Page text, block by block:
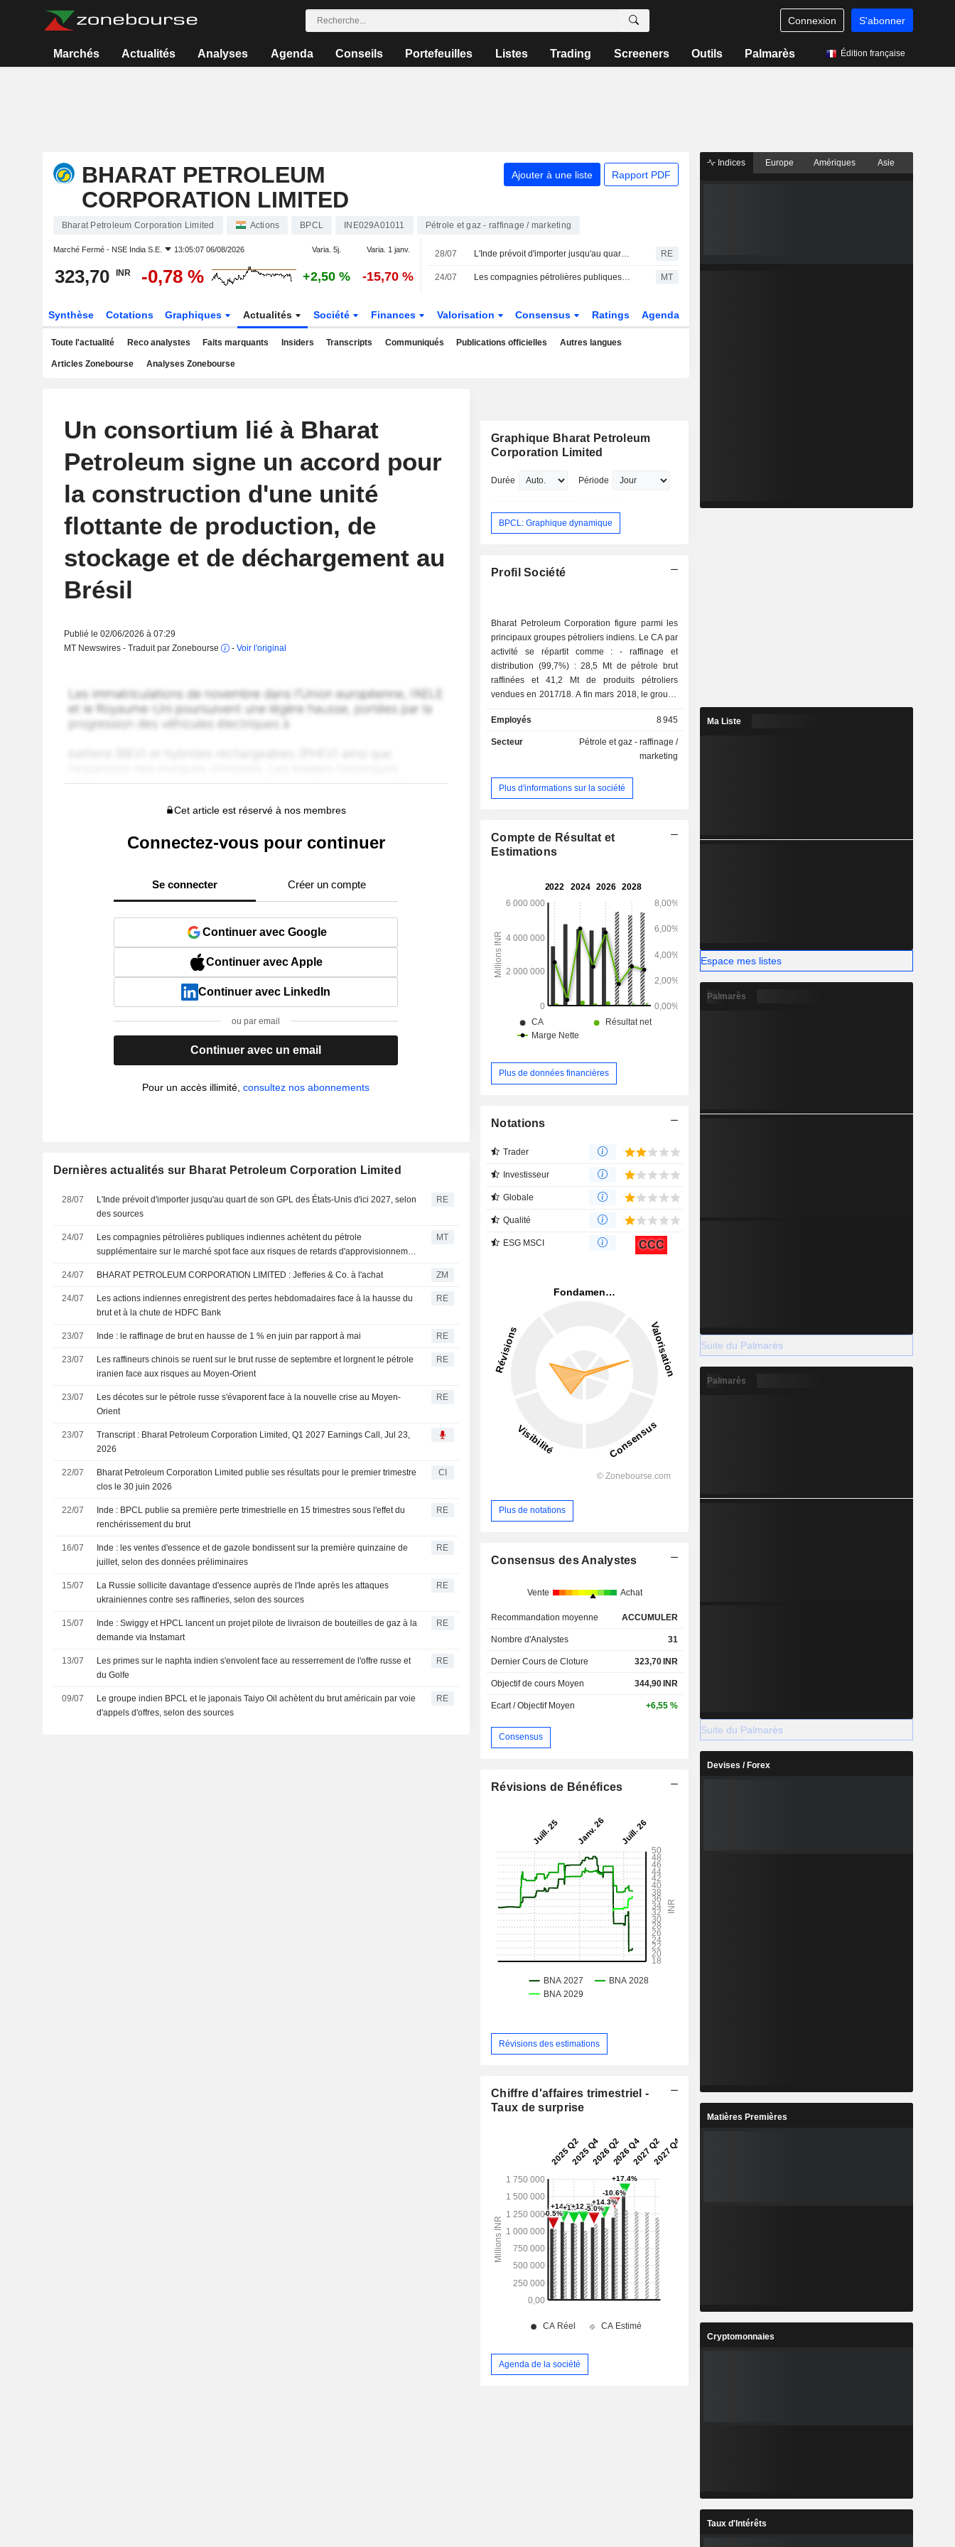
Connexion S'abonner
Marchés Actualités Analyses Agenda Conseils Portefeuilles Listes Trading Screeners Outils Palmarès Édition française
BHARAT PETROLEUM
CORPORATION LIMITED
Ajouter à une liste Rapport PDF
Bharat Petroleum Corporation Limited Actions BPCL INE029A01011 Pétrole et gaz - raffinage / marketing
Marché Fermé - NSE India S.E. 13:05:07 06/08/2026 Varia. 5j. Varia. 1 janv.
323,70 INR -0,78 % +2,50 % -15,70 %
28/07 L'Inde prévoit d'importer jusqu'au quart de son GPL des États-Unis d'ici 2027, selon des sources RE
24/07 Les compagnies pétrolières publiques indiennes achètent du pétrole supplémentaire sur le marché spot face aux risques de retards d'approvisionnement au Moyen-Orient MT
Synthèse Cotations Graphiques Actualités Société Finances Valorisation Consensus Ratings Agenda
Toute l'actualité Reco analystes Faits marquants Insiders Transcripts Communiqués Publications officielles Autres langues
Articles Zonebourse Analyses Zonebourse
Un consortium lié à Bharat
Petroleum signe un accord pour
la construction d'une unité
flottante de production, de
stockage et de déchargement au
Brésil
Publié le 02/06/2026 à 07:29
MT Newswires - Traduit par Zonebourse
- Voir l'original
Cet article est réservé à nos membres
Connectez-vous pour continuer
Se connecter Créer un compte
Continuer avec Google
Continuer avec Apple
Continuer avec LinkedIn
ou par email
Continuer avec un email
Pour un accès illimité,consultez nos abonnements
Dernières actualités sur Bharat Petroleum Corporation Limited
28/07
L'Inde prévoit d'importer jusqu'au quart de son GPL des États-Unis d'ici 2027, selon
des sources
RE
24/07
Les compagnies pétrolières publiques indiennes achètent du pétrole
supplémentaire sur le marché spot face aux risques de retards d'approvisionnement
MT
24/07 BHARAT PETROLEUM CORPORATION LIMITED : Jefferies & Co. à l'achat ZM
24/07
Les actions indiennes enregistrent des pertes hebdomadaires face à la hausse du
brut et à la chute de HDFC Bank
RE
23/07 Inde : le raffinage de brut en hausse de 1 % en juin par rapport à mai RE
23/07
Les raffineurs chinois se ruent sur le brut russe de septembre et lorgnent le pétrole
iranien face aux risques au Moyen-Orient
RE
23/07
Les décotes sur le pétrole russe s'évaporent face à la nouvelle crise au Moyen-
Orient
RE
23/07
Transcript : Bharat Petroleum Corporation Limited, Q1 2027 Earnings Call, Jul 23,
2026
22/07
Bharat Petroleum Corporation Limited publie ses résultats pour le premier trimestre
clos le 30 juin 2026
CI
22/07
Inde : BPCL publie sa première perte trimestrielle en 15 trimestres sous l'effet du
renchérissement du brut
RE
16/07
Inde : les ventes d'essence et de gazole bondissent sur la première quinzaine de
juillet, selon des données préliminaires
RE
15/07
La Russie sollicite davantage d'essence auprès de l'Inde après les attaques
ukrainiennes contre ses raffineries, selon des sources
RE
15/07
Inde : Swiggy et HPCL lancent un projet pilote de livraison de bouteilles de gaz à la
demande via Instamart
RE
13/07
Les primes sur le naphta indien s'envolent face au resserrement de l'offre russe et
du Golfe
RE
09/07
Le groupe indien BPCL et le japonais Taiyo Oil achètent du brut américain par voie
d'appels d'offres, selon des sources
RE
Graphique Bharat Petroleum
Corporation Limited
Durée Période
BPCL: Graphique dynamique
Profil Société
Bharat Petroleum Corporation figure parmi les
principaux groupes pétroliers indiens. Le CA par
activité se répartit comme : - raffinage et
distribution (99,7%) : 28,5 Mt de pétrole brut
raffinées et 41,2 Mt de produits pétroliers
vendues en 2017/18. A fin mars 2018, le groupe
implantées en Inde ; - exploitation et production
d'hydrocarbures (0,3%).
Employés 8 945
Secteur
Pétrole et gaz - raffinage /
marketing
Plus d'informations sur la société
Compte de Résultat et
Estimations
Plus de données financières
Notations
Trader
Investisseur
Globale
Qualité
ESG MSCI CCC
Plus de notations
Consensus des Analystes
Vente Achat
Recommandation moyenne ACCUMULER
Nombre d'Analystes 31
Dernier Cours de Cloture 323,70INR
Objectif de cours Moyen 344,90INR
Ecart / Objectif Moyen +6,55 %
Consensus
Révisions de Bénéfices
Révisions des estimations
Chiffre d'affaires trimestriel -
Taux de surprise
Agenda de la société
Indices Europe Amériques Asie
Ma Liste
Espace mes listes
Palmarès
Suite du Palmarès
Palmarès
Suite du Palmarès
Devises / Forex
Matières Premières
Cryptomonnaies
Taux d'Intérêts